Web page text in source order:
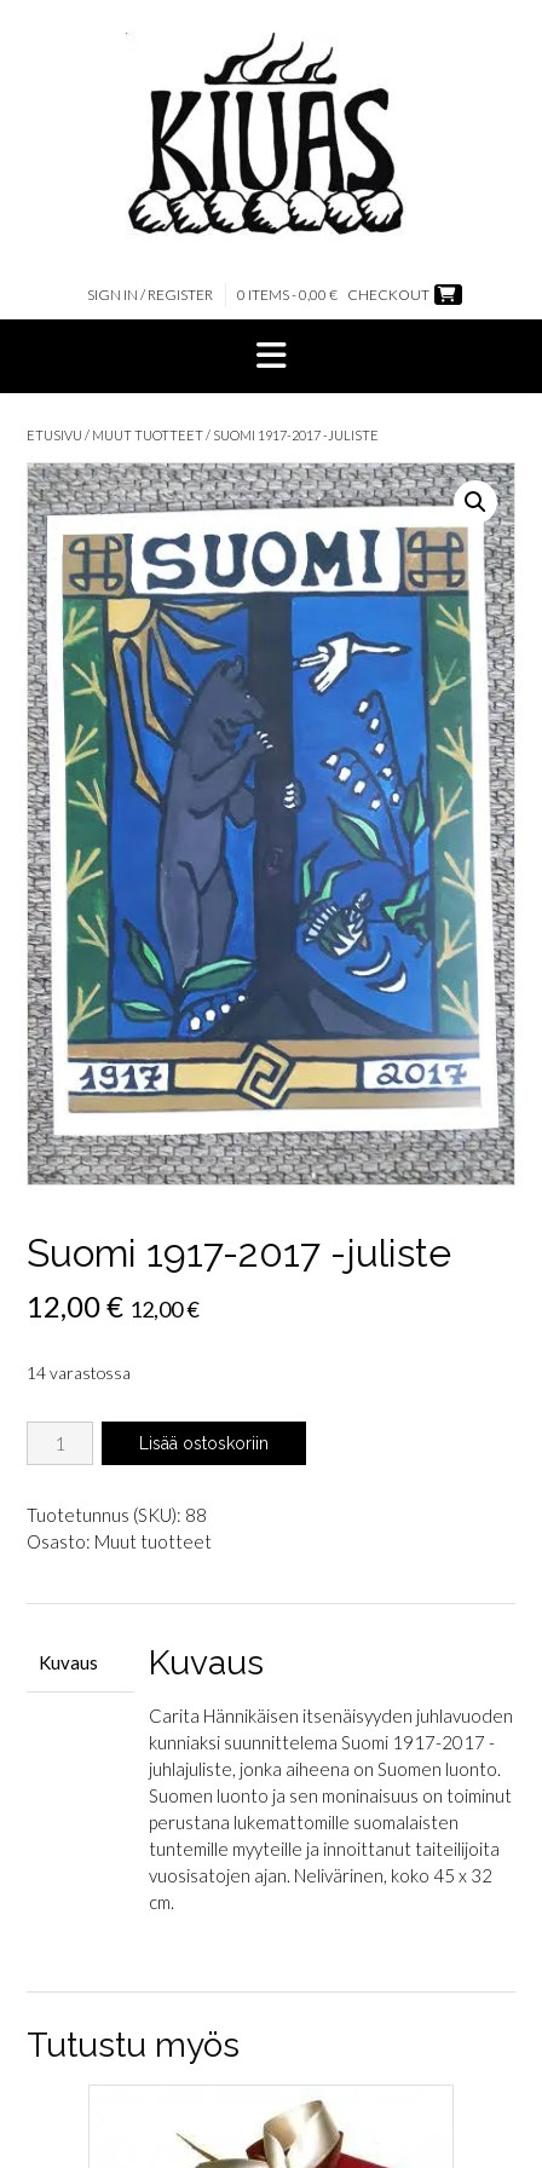
SIGN IN / REGISTER 0 ITEMS - 0,00 € CHECKOUT
ETUSIVU / MUUT TUOTTEET/ SUOMI 1917-2017 -JULISTE
Suomi 1917-2017 -juliste
12,00€ 12,00€
14 varastossa
Suomi
1917-
-
juliste
Lisää ostoskoriin
Tuotetunnus (SKU): 88
Osasto: Muut tuotteet
Kuvaus Kuvaus
Carita Hännikäisen itsenäisyyden juhlavuoden
kunniaksi suunnittelema Suomi 1917-2017 -
juhlajuliste, jonka aiheena on Suomen luonto.
Suomen luonto ja sen moninaisuus on toiminut
perustana lukemattomille suomalaisten
tuntemille myyteille ja innoittanut taiteilijoita
vuosisatojen ajan. Nelivärinen, koko 45 x 32
cm.
Tutustu myös